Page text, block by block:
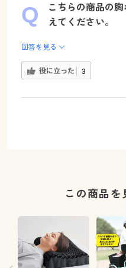
こちらの商品の
えてください。
回答を見る
役に立った 3
この商品